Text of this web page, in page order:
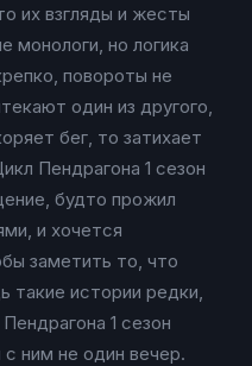
их взгляды и жесты
монологи, но логика
повороты не
один из другого,
бег, то затихает
Пендрагона 1 сезон
будто прожил
и хочется
заметить то, что
такие истории редки,
1 сезон
ним не один вечер.